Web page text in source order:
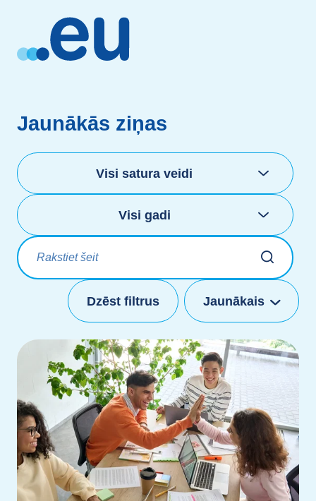
Jaunākās ziņas
Kategorijas
Visi satura veidi
Izvēlieties gadus
Visi gadi
Dzēst filtrus Jaunākais